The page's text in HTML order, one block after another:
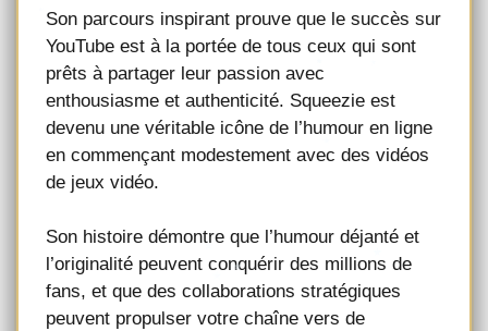
Son parcours inspirant prouve que le succès sur
YouTube est à la portée de tous ceux qui sont
prêts à partager leur passion avec
enthousiasme et authenticité. Squeezie est
devenu une véritable icône de l’humour en ligne
en commençant modestement avec des vidéos
de jeux vidéo.
Son histoire démontre que l’humour déjanté et
l’originalité peuvent conquérir des millions de
fans, et que des collaborations stratégiques
peuvent propulser votre chaîne vers de